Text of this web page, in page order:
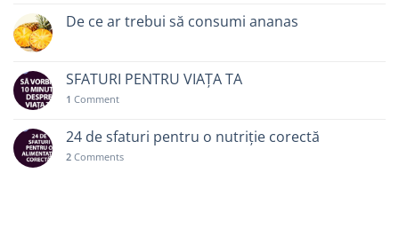
De ce ar trebui să consumi ananas
SFATURI PENTRU VIAȚA TA
1 Comment
24 de sfaturi pentru o nutriție corectă
2 Comments